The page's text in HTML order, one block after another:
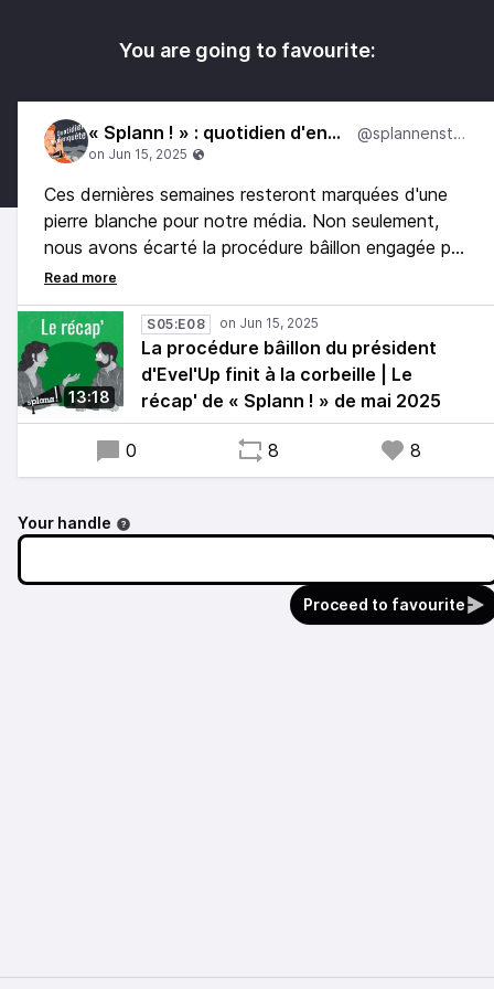
You are going to favourite:
« Splann ! » : quotidien d'enquête @splannenstudio
Ces dernières semaines resteront marquées d'une
pierre blanche pour notre média. Non seulement,
nous avons écarté la procédure bâillon engagée par
un poids lourd du lobby porcin, mais surtout, nous
avons pu mesurer à quel point notre farouche
indépendance soulève de l'enthousiasme et de
l'espoir. ❤️‍🔥
Ces péripéties ne nous font pas dévier pour autant.
De Vitré à Ploudaniel, nous avons poursuivi nos
enquêtes et livré quelques révélations.
13:18
S05:E08
La procédure bâillon du président
d'Evel'Up finit à la corbeille | Le
récap' de « Splann ! » de mai 2025
0 8 8
Your handle
Proceed to favourite